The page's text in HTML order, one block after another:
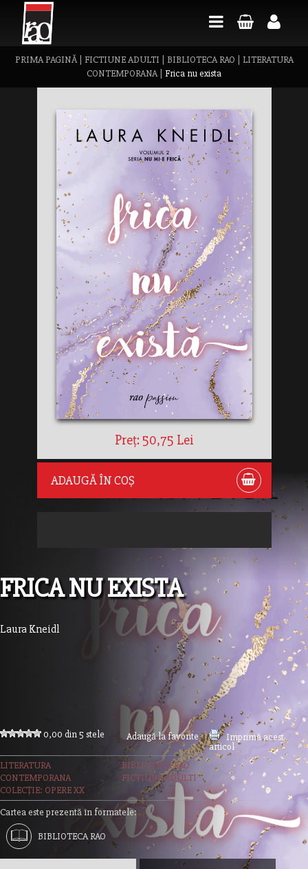
PRIMA PAGINĂ| FICTIUNE ADULTI BIBLIOTECA RAO
LITERATURA
CONTEMPORANA| Frica nu exista
Preț: 50,75 Lei
ADAUGĂ ÎN COȘ
FRICA NU EXISTA
Laura Kneidl
0,00 din 5 stele Adaugă la favorite
Imprimă acest
articol
LITERATURA
CONTEMPORANA
BIBLIOTECA RAO
FICTIUNE ADULTI
COLECȚIE: OPERE XX
Cartea este prezentă în formatele:
BIBLIOTECA RAO